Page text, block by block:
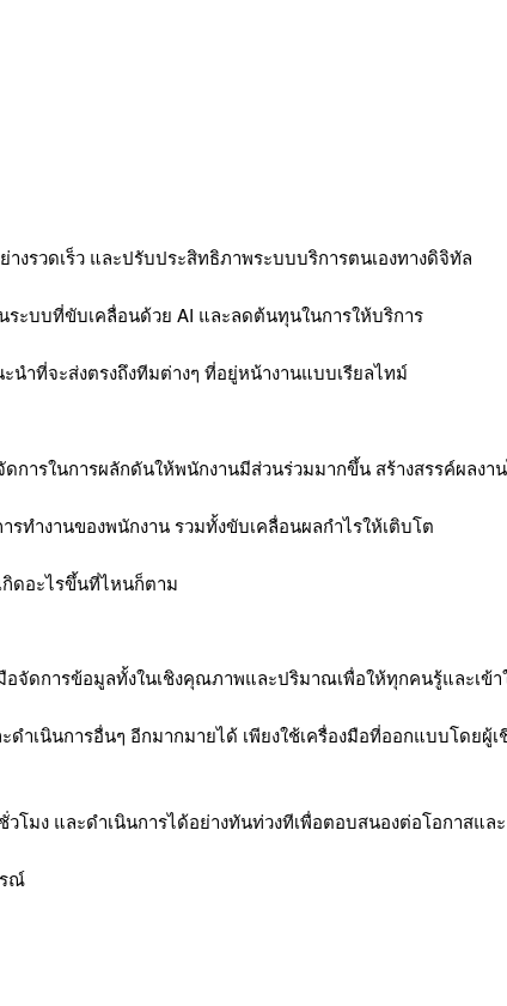
งรวดเร็ว และปรับประสิทธิภาพระบบบริการตนเองทางดิจิทัล
ะบบที่ขับเคลื่อนด้วย AI และลดต้นทุนในการให้บริการ
นำที่จะส่งตรงถึงทีมต่างๆ ที่อยู่หน้างานแบบเรียลไทม์
ดการในการผลักดันให้พนักงานมีส่วนร่วมมากขึ้น สร้างสรรค์ผล
ทำงานของพนักงาน รวมทั้งขับเคลื่อนผลกำไรให้เติบโต
ดอะไรขึ้นที่ไหนก็ตาม
จัดการข้อมูลทั้งในเชิงคุณภาพและปริมาณเพื่อให้ทุกคนรู้และเข้
นินการอื่นๆ อีกมากมายได้ เพียงใช้เครื่องมือที่ออกแบบโดยผู้
โมง และดำเนินการได้อย่างทันท่วงทีเพื่อตอบสนองต่อโอกาสแ
ณ์